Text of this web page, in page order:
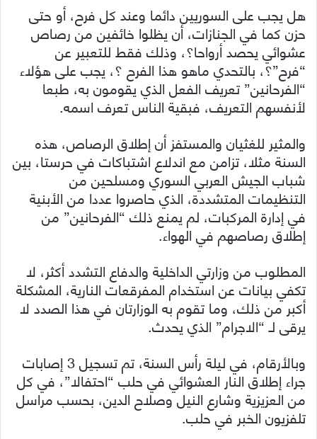
هل يجب على السوريين دائما وعند كل فرح، أو حتى
حزن كما في الجنازات، أن يظلوا خائفين من رصاص
عشوائي يحصد أرواحا؟، وذلك فقط للتعبير عن
“فرح”؟، بالتحدي ماهو هذا الفرح ؟، يجب على هؤلاء
“الفرحانين” تعريف الفعل الذي يقومون به، طبعا
لأنفسهم التعريف، فبقية الناس تعرف اسمه.
والمثير للغثيان والمستفز أن إطلاق الرصاص، هذه
السنة مثلا، تزامن مع اندلاع اشتباكات في حرستا، بين
شباب الجيش العربي السوري ومسلحين من
التنظيمات المتشددة، الذي حاصروا عددا من الأبنية
في إدارة المركبات، لم يمنع ذلك “الفرحانين” من
إطلاق رصاصهم في الهواء.
المطلوب من وزارتي الداخلية والدفاع التشدد أكثر، لا
تكفي بيانات عن استخدام المفرقعات النارية، المشكلة
أكبر من ذلك، وما تقوم به الوزارتان في هذا الصدد لا
يرقى لـ “الاجرام” الذي يحدث.
وبالأرقام، في ليلة رأس السنة، تم تسجيل 3 إصابات
جراء إطلاق النار العشوائي في حلب “احتفالا”، في كل
من العزيزية وشارع النيل وصلاح الدين، بحسب مراسل
تلفزيون الخبر في حلب.